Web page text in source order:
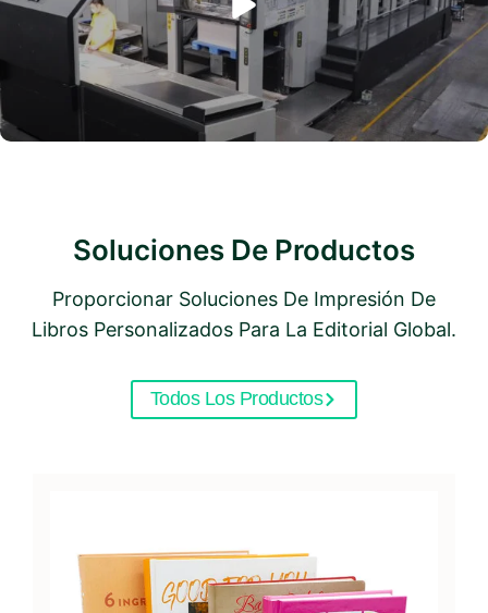
Soluciones De Productos
Proporcionar Soluciones De Impresión De
Libros Personalizados Para La Editorial Global.
Todos Los Productos